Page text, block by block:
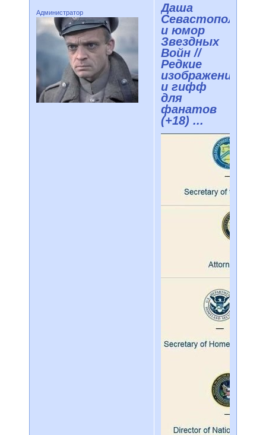
Администратор
Даша
и юмор
Звездных
Войн //
Редкие
изображения
и гифф
для
фанатов
(+18) ...